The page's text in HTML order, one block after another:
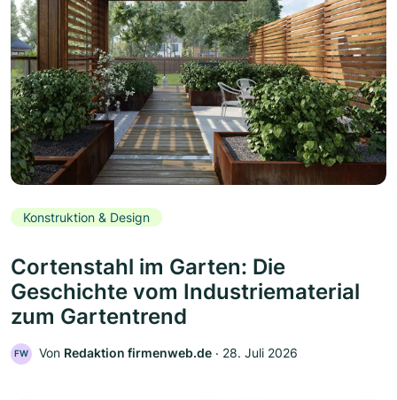
Konstruktion & Design
Cortenstahl im Garten: Die
Geschichte vom Industriematerial
zum Gartentrend
FW Von Redaktion firmenweb.de ‧ 28. Juli 2026